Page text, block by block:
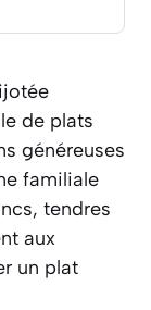
de plats
généreuses
familiale
tendres
aux
un plat